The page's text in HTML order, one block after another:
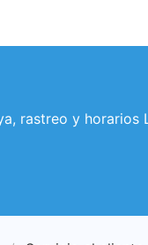
rastreo y horarios